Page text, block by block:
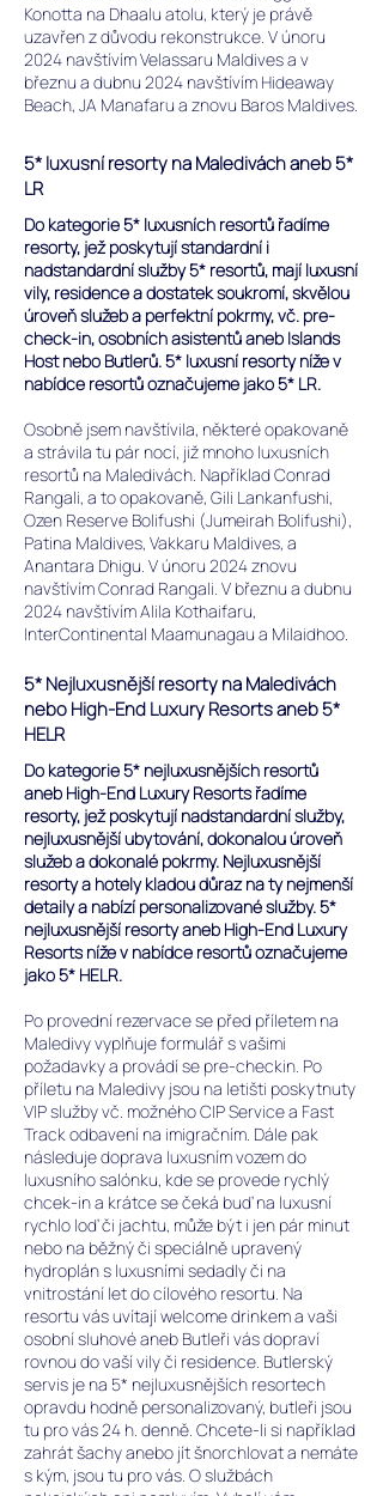
Konotta na Dhaalu atolu, který je právě
uzavřen z důvodu rekonstrukce. V únoru
2024 navštívím Velassaru Maldives a v
březnu a dubnu 2024 navštívím Hideaway
Beach, JA Manafaru a znovu Baros Maldives.
5* luxusní resorty na Maledivách aneb 5*
LR
Do kategorie 5* luxusních resortů řadíme
resorty, jež poskytují standardní i
nadstandardní služby 5* resortů, mají luxusní
vily, residence a dostatek soukromí, skvělou
úroveň služeb a perfektní pokrmy, vč. pre-
check-in, osobních asistentů aneb Islands
Host nebo Butlerů. 5* luxusní resorty níže v
nabídce resortů označujeme jako 5* LR.
Osobně jsem navštívila, některé opakovaně
a strávila tu pár nocí, již mnoho luxusních
resortů na Maledivách. Například Conrad
Rangali, a to opakovaně, Gili Lankanfushi,
Ozen Reserve Bolifushi (Jumeirah Bolifushi),
Patina Maldives, Vakkaru Maldives, a
Anantara Dhigu. V únoru 2024 znovu
navštívím Conrad Rangali. V březnu a dubnu
2024 navštívím Alila Kothaifaru,
InterContinental Maamunagau a Milaidhoo.
5* Nejluxusnější resorty na Maledivách
nebo High-End Luxury Resorts aneb 5*
HELR
Do kategorie 5* nejluxusnějších resortů
aneb High-End Luxury Resorts řadíme
resorty, jež poskytují nadstandardní služby,
nejluxusnější ubytování, dokonalou úroveň
služeb a dokonalé pokrmy. Nejluxusnější
resorty a hotely kladou důraz na ty nejmenší
detaily a nabízí personalizované služby. 5*
nejluxusnější resorty aneb High-End Luxury
Resorts níže v nabídce resortů označujeme
jako 5* HELR.
Po provední rezervace se před příletem na
Maledivy vyplňuje formulář s vašimi
požadavky a provádí se pre-checkin. Po
příletu na Maledivy jsou na letišti poskytnuty
VIP služby vč. možného CIP Service a Fast
Track odbavení na imigračním. Dále pak
následuje doprava luxusním vozem do
luxusního salónku, kde se provede rychlý
chcek-in a krátce se čeká buď na luxusní
rychlo loď či jachtu, může být i jen pár minut
nebo na běžný či speciálně upravený
hydroplán s luxusními sedadly či na
vnitrostání let do cílového resortu. Na
resortu vás uvítají welcome drinkem a vaši
osobní sluhové aneb Butleři vás dopraví
rovnou do vaší vily či residence. Butlerský
servis je na 5* nejluxusnějších resortech
opravdu hodně personalizovaný, butleři jsou
tu pro vás 24 h. denně. Chcete-li si například
zahrát šachy anebo jít šnorchlovat a nemáte
s kým, jsou tu pro vás. O službách